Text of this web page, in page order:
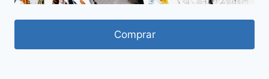
Comprar